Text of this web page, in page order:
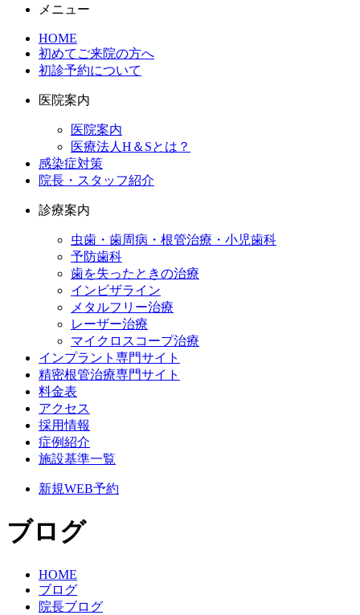
メニュー
HOME
初めてご来院の方へ
初診予約について
医院案内
医院案内
医療法人H＆Sとは？
感染症対策
院長・スタッフ紹介
診療案内
虫歯・歯周病・根管治療・小児歯科
予防歯科
歯を失ったときの治療
インビザライン
メタルフリー治療
レーザー治療
マイクロスコープ治療
インプラント専門サイト
精密根管治療専門サイト
料金表
アクセス
採用情報
症例紹介
施設基準一覧
新規WEB予約
ブログ
HOME
ブログ
院長ブログ